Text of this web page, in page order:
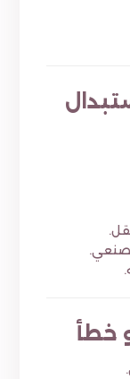
خطأ